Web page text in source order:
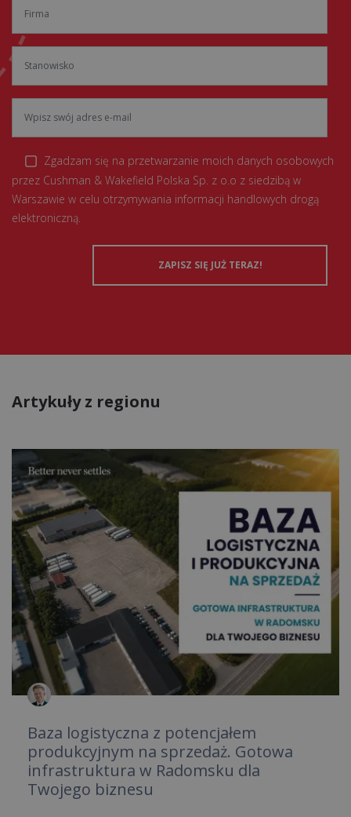
Zgadzam się na przetwarzanie moich danych osobowych
przez Cushman & Wakefield Polska Sp. z o.o z siedzibą w
Warszawie w celu otrzymywania informacji handlowych drogą
elektroniczną.
Artykuły z regionu
Baza logistyczna z potencjałem
produkcyjnym na sprzedaż. Gotowa
infrastruktura w Radomsku dla
Twojego biznesu